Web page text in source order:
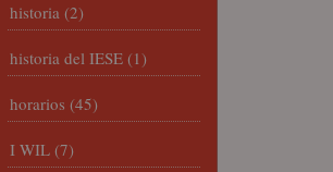
historia (2)
historia del IESE (1)
horarios (45)
I WIL (7)